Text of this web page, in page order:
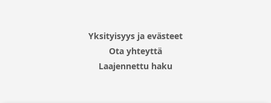
Yksityisyys ja evästeet
Ota yhteyttä
Laajennettu haku